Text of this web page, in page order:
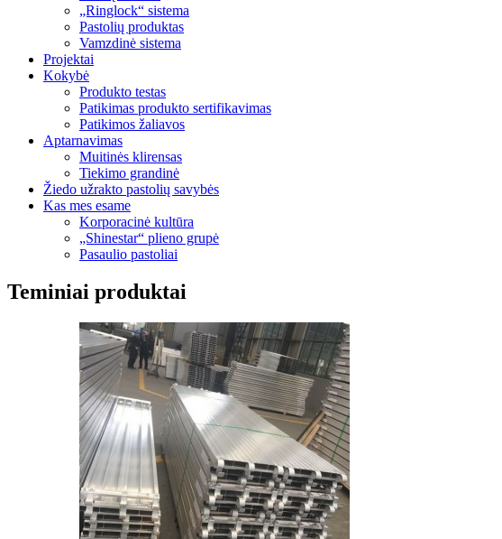
„Ringlock“ sistema
Pastolių produktas
Vamzdinė sistema
Projektai
Kokybė
Produkto testas
Patikimas produkto sertifikavimas
Patikimos žaliavos
Aptarnavimas
Muitinės klirensas
Tiekimo grandinė
Žiedo užrakto pastolių savybės
Kas mes esame
Korporacinė kultūra
„Shinestar“ plieno grupė
Pasaulio pastoliai
Teminiai produktai